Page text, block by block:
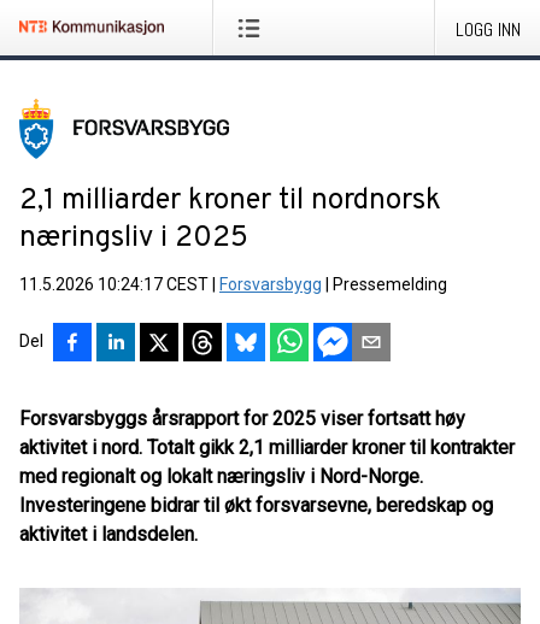
LOGG INN
2,1 milliarder kroner til nordnorsk
næringsliv i 2025
11.5.2026 10:24:17 CEST Forsvarsbygg Pressemelding
Del
Forsvarsbyggs årsrapport for 2025 viser fortsatt høy
aktivitet i nord. Totalt gikk 2,1 milliarder kroner til kontrakter
med regionalt og lokalt næringsliv i Nord-Norge.
Investeringene bidrar til økt forsvarsevne, beredskap og
aktivitet i landsdelen.